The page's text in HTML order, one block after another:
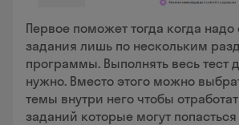
Первое поможет тогда когда надо
задания лишь по нескольким
программы. Выполнять весь тест
нужно. Вместо этого можно
темы внутри него чтобы
заданий которые могут